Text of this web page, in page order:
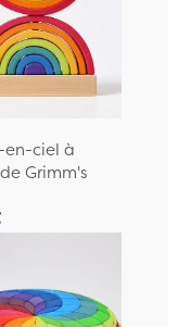
en-ciel à
Grimm's